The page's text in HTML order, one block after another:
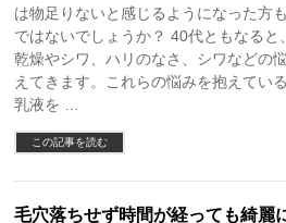
は物足りないと感じるようになった方
ではないでしょうか？ 40代ともなると
乾燥やシワ、ハリのなさ、シワなどの
えてきます。これらの悩みを抱えている
乳液を …
この記事を読む
毛穴落ちせず時間が経っても綺麗